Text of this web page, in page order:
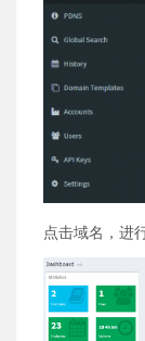
点击域名，进